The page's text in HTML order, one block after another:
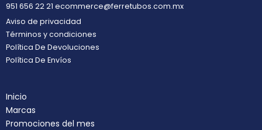
951 656 22 21 ecommerce@ferretubos.com.mx
Aviso de privacidad
Términos y condiciones
Política De Devoluciones
Política De Envíos
Inicio
Marcas
Promociones del mes